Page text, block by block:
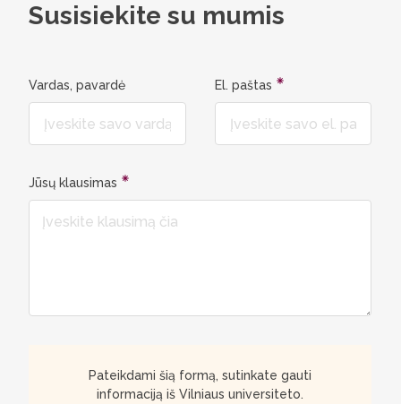
Susisiekite su mumis
Vardas, pavardė El. paštas
Jūsų klausimas
Pateikdami šią formą, sutinkate gauti
informaciją iš Vilniaus universiteto.